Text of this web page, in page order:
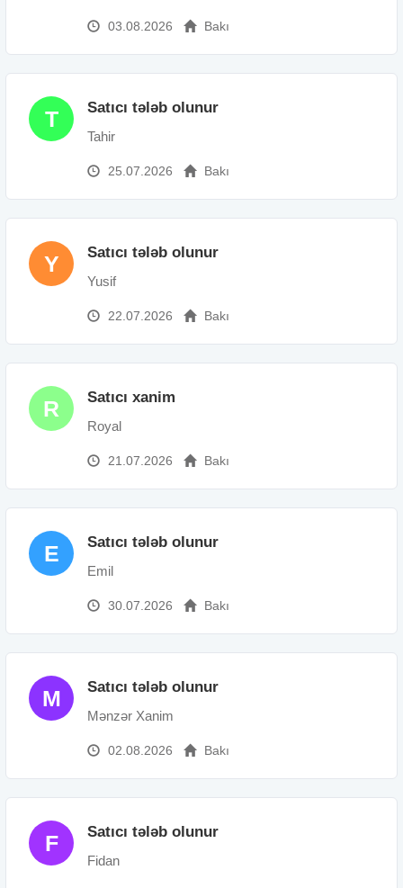
03.08.2026 Bakı
T Satıcı tələb olunur
Tahir
25.07.2026 Bakı
Y Satıcı tələb olunur
Yusif
22.07.2026 Bakı
R Satıcı xanim
Royal
21.07.2026 Bakı
E Satıcı tələb olunur
Emil
30.07.2026 Bakı
M Satıcı tələb olunur
Mənzər Xanim
02.08.2026 Bakı
F Satıcı tələb olunur
Fidan